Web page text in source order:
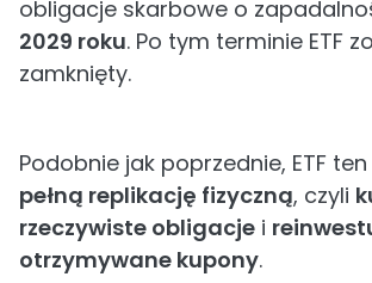
obligacje skarbowe o
2029 roku. Po tym terminie ETF
zamknięty.
Podobnie jak poprzednie, ETF
pełną replikację fizyczną, czyli
rzeczywiste obligacje i
otrzymywane kupony.